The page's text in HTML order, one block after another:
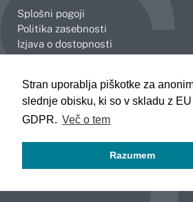
Stran uporablja piškotke za
slednje obisku, ki so v skladu z
GDPR. Več o tem
Razumem
Splošni pogoji
Politika zasebnosti
Izjava o dostopnosti
Celje
Koper
Kranj
Novo